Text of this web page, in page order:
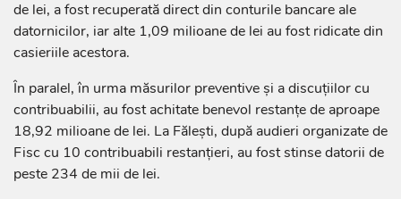
de lei, a fost recuperată direct din conturile bancare ale
datornicilor, iar alte 1,09 milioane de lei au fost ridicate din
casieriile acestora.
În paralel, în urma măsurilor preventive și a discuțiilor cu
contribuabilii, au fost achitate benevol restanțe de aproape
18,92 milioane de lei. La Fălești, după audieri organizate de
Fisc cu 10 contribuabili restanțieri, au fost stinse datorii de
peste 234 de mii de lei.